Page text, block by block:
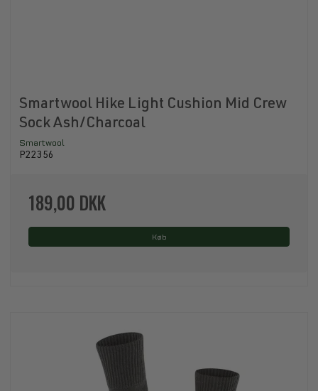
Smartwool Hike Light Cushion Mid Crew
Sock Ash/Charcoal
Smartwool
P22356
189,00 DKK
Køb